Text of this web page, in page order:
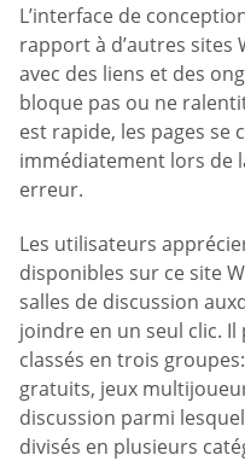
L’interface de
rapport à d’autres sites
avec des liens et des
bloque pas ou ne
est rapide, les pages se
immédiatement lors de
erreur.
Les utilisateurs
disponibles sur ce site
salles de discussion
joindre en un seul clic.
classés en trois
gratuits, jeux
discussion parmi
divisés en plusieurs